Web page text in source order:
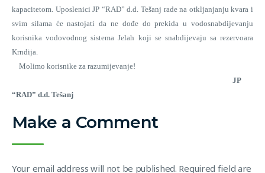
kapacitetom. Uposlenici JP “RAD” d.d. Tešanj rade na otkljanjanju kvara i
svim silama će nastojati da ne dođe do prekida u vodosnabdijevanju
korisnika vodovodnog sistema Jelah koji se snabdijevaju sa rezervoara
Krndija.
Molimo korisnike za razumijevanje!
JP
“RAD” d.d. Tešanj
Make a Comment
Your email address will not be published. Required field are